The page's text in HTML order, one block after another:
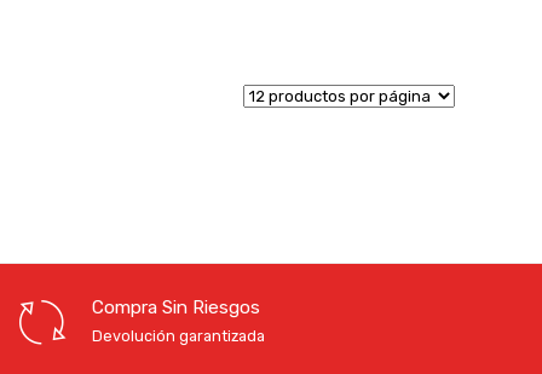
Compra Sin Riesgos
Devolución garantizada